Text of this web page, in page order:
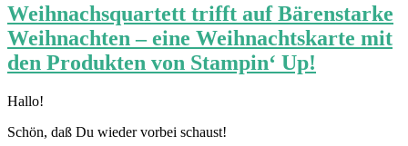
Weihnachsquartett trifft auf Bärenstarke
Weihnachten – eine Weihnachtskarte mit
den Produkten von Stampin‘ Up!
Hallo!
Schön, daß Du wieder vorbei schaust!